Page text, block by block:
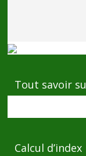
Tout savoir
Calcul d’index